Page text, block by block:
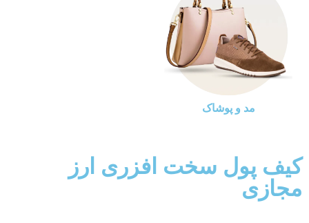
مد و پوشاک
کیف پول سخت افزری ارز
مجازی